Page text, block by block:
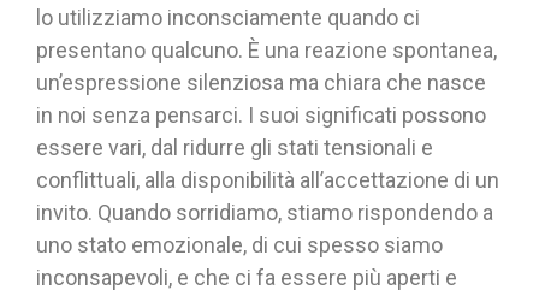
lo utilizziamo inconsciamente quando ci
presentano qualcuno. È una reazione spontanea,
un’espressione silenziosa ma chiara che nasce
in noi senza pensarci. I suoi significati possono
essere vari, dal ridurre gli stati tensionali e
conflittuali, alla disponibilità all’accettazione di un
invito. Quando sorridiamo, stiamo rispondendo a
uno stato emozionale, di cui spesso siamo
inconsapevoli, e che ci fa essere più aperti e